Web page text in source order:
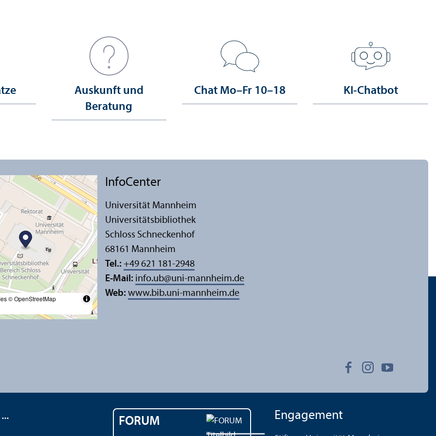
Auskunft und
Beratung
Chat Mo–Fr 10–18 KI-Chatbot
© OpenStreetMap
InfoCenter
Universität Mannheim
Universitäts­bibliothek
Schloss Schneckenhof
68161 Mannheim
Tel.: +49 621 181-2948
E-Mail: info.ub@uni-mannheim.de
Web: www.bib.uni-mannheim.de
FORUM Engagement